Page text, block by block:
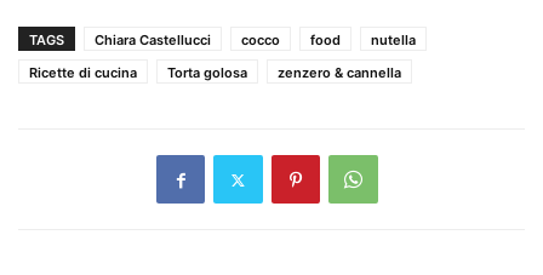
TAGS Chiara Castellucci cocco food
nutella
Ricette di cucina
Torta golosa zenzero & cannella